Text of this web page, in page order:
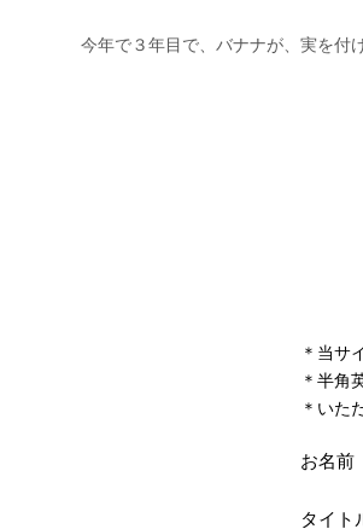
＊当サ
＊半角
＊いた
お名前
タイト